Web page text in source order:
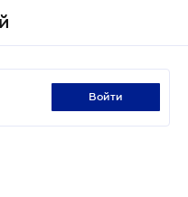
войти